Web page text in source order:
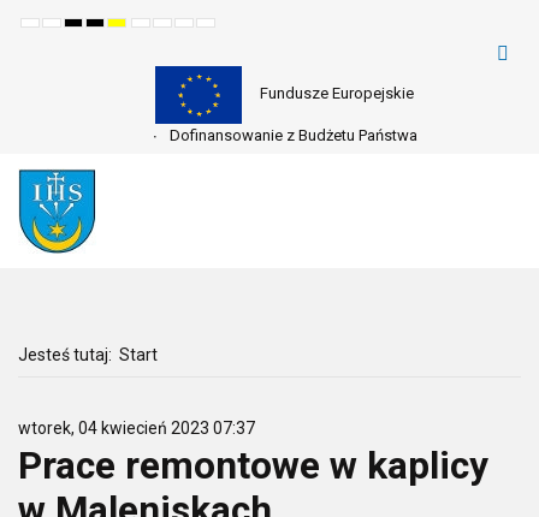
Default
NightHighHighHighSetSetMake
readable
Set
Fundusze Europejskie
Dofinansowanie z Budżetu Państwa
Jesteś tutaj: Start
wtorek, 04 kwiecień 2023 07:37
Prace remontowe w kaplicy